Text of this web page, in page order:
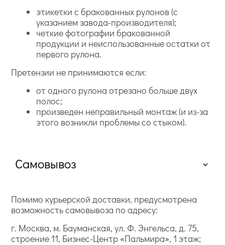
этикетки с бракованных рулонов (с
указанием завода-производителя);
четкие фотографии бракованной
продукции и неиспользованные остатки от
первого рулона.
Претензии не принимаются если:
от одного рулона отрезано больше двух
полос;
произведен неправильный монтаж (и из-за
этого возникли проблемы со стыком).
Самовывоз
Помимо курьерской доставки, предусмотрена
возможность самовывоза по адресу:
г. Москва, м. Бауманская, ул. Ф. Энгельса, д. 75,
строение 11, Бизнес-Центр «Пальмира», 1 этаж;